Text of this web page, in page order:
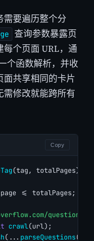
需要遍历整个分
查询参数暴露页
个页面 URL，通
个函数解析，并收
共享相同的卡片
修改就能跨所有
Copy
(tag, totalPages) {
<= totalPages;
questions/
crawl(url);
(... parseQuestions